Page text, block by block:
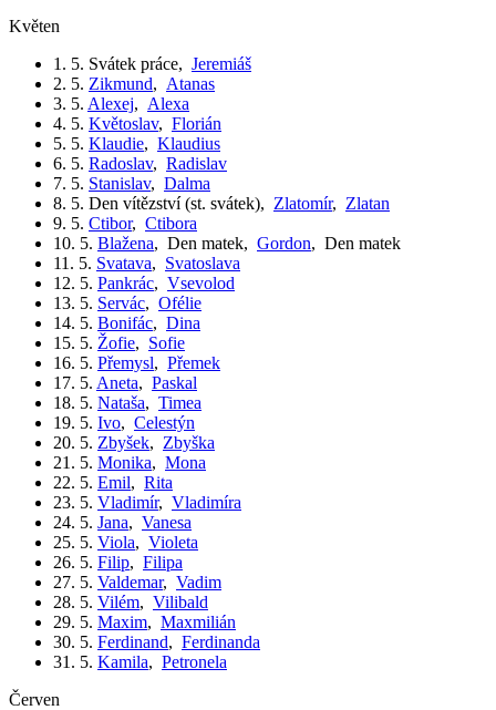
květen
1. 5. Svátek práce, Jeremiáš
2. 5. Zikmund, Atanas
3. 5. Alexej, Alexa
4. 5. Květoslav, Florián
5. 5. Klaudie, Klaudius
6. 5. Radoslav, Radislav
7. 5. Stanislav, Dalma
8. 5. Den vítězství (st. svátek), Zlatomír, Zlatan
9. 5. Ctibor, Ctibora
10. 5. Blažena, Den matek, Gordon, Den matek
11. 5. Svatava, Svatoslava
12. 5. Pankrác, Vsevolod
13. 5. Servác, Ofélie
14. 5. Bonifác, Dina
15. 5. Žofie, Sofie
16. 5. Přemysl, Přemek
17. 5. Aneta, Paskal
18. 5. Nataša, Timea
19. 5. Ivo, Celestýn
20. 5. Zbyšek, Zbyška
21. 5. Monika, Mona
22. 5. Emil, Rita
23. 5. Vladimír, Vladimíra
24. 5. Jana, Vanesa
25. 5. Viola, Violeta
26. 5. Filip, Filipa
27. 5. Valdemar, Vadim
28. 5. Vilém, Vilibald
29. 5. Maxim, Maxmilián
30. 5. Ferdinand, Ferdinanda
31. 5. Kamila, Petronela
červen